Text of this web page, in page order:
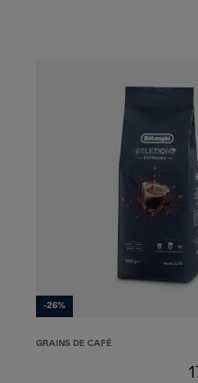
-26%
GRAINS DE CAFÉ